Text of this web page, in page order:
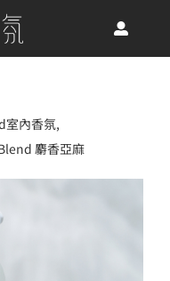
室內香氛
麝香亞麻